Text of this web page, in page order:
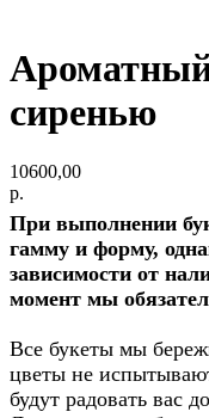
Ароматный
сиренью
10600,00
р.
При выполнении
гамму и форму,
зависимости от
момент мы
Все букеты мы
цветы не
будут радовать вас